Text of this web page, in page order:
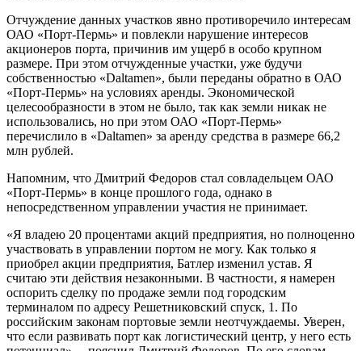
Отчуждение данных участков явно противоречило интересам
ОАО «Порт-Пермь» и повлекли нарушение интересов
акционеров порта, причинив им ущерб в особо крупном
размере. При этом отчужденные участки, уже будучи
собственностью «Daltamen», были переданы обратно в ОАО
«Порт-Пермь» на условиях аренды. Экономической
целесообразности в этом не было, так как земли никак не
использовались, но при этом ОАО «Порт-Пермь»
перечислило в «Daltamen» за аренду средства в размере 66,2
млн рублей.
Напомним, что Дмитрий Федоров стал совладельцем ОАО
«Порт-Пермь» в конце прошлого года, однако в
непосредственном управлении участия не принимает.
«Я владею 20 процентами акций предприятия, но полноценно
участвовать в управлении портом не могу. Как только я
приобрел акции предприятия, Батлер изменил устав. Я
считаю эти действия незаконными. В частности, я намерен
оспорить сделку по продаже земли под городским
терминалом по адресу Решетниковский спуск, 1. По
российским законам портовые земли неотчуждаемы. Уверен,
что если развивать порт как логистический центр, у него есть